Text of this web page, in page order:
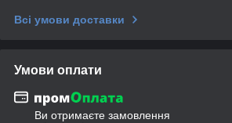
Всі умови доставки
Умови оплати
Ви отримаєте замовлення